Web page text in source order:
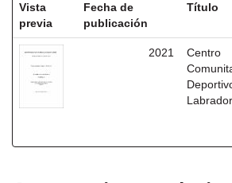
Vista
previa
Fecha de
publicación
Título
2021
Centro
Labrador